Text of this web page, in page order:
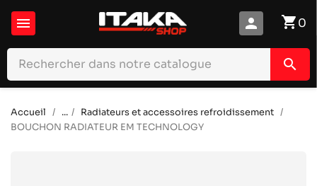
 shopping_cart0
person
search
Accueil ...
Radiateurs et accessoires refroidissement
BOUCHON RADIATEUR EM TECHNOLOGY